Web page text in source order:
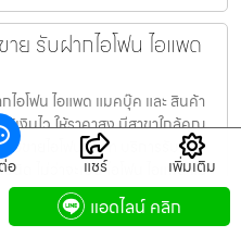
ย รับฝากไอโฟน ไอแพด
ไอโฟน ไอแพด แมคบุ๊ค และ สินค้า
เงินไว ให้ราคาสูง มีสาขาใกล้คุณ
ซื้อขายไอโฟน.com บริการรับซื้อ
ด ไม่ว่าจะเป็น ไอโฟน ไอแพด แม
เป๋า นาฬิกา ทีวี จักรยาน เครื่อง
นไว ให้ราคาสูง มีสาขาใกล้คุณ
อ แชร์ เพิ่มเติม
แอดไลน์ คลิก